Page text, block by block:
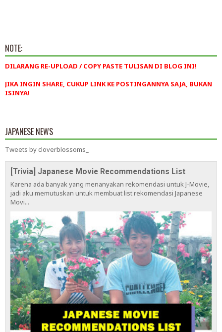
NOTE:
DILARANG RE-UPLOAD / COPY PASTE TULISAN DI BLOG INI!
JIKA INGIN SHARE, CUKUP LINK KE POSTINGANNYA SAJA, BUKAN
ISINYA!
JAPANESE NEWS
Tweets by cloverblossoms_
[Trivia] Japanese Movie Recommendations List
Karena ada banyak yang menanyakan rekomendasi untuk J-Movie,
jadi aku memutuskan untuk membuat list rekomendasi Japanese
Movi...